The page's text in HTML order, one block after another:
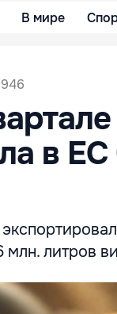
В мире
946
в
литров